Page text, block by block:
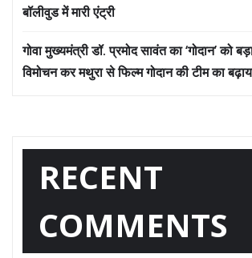
बॉलीवुड में मारी एंट्री
गोवा मुख्यमंत्री डॉ. प्रमोद सावंत का ‘गोदान’ को
विमोचन कर मथुरा से फिल्म गोदान की टीम का
RECENT
COMMENTS